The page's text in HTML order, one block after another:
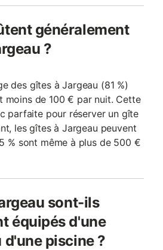
généralement
?
des gîtes à Jargeau (81 %)
moins de 100 € par nuit. Cette
parfaite pour réserver un gîte
les gîtes à Jargeau peuvent
% sont même à plus de 500 €
sont-ils
équipés d'une
d'une piscine ?